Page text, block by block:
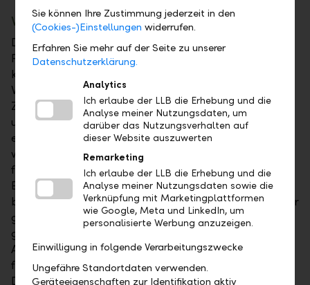
Vermögensstrukturierung
Das vorhandene Alterskapital sollte auch in der
Pension möglichst ertragreich veranlagt sein. Dafür
kann ein Anlagekonzept sorgen, in dem das
Vermögen strategisch ausgerichtet wird. Zu diesem
Zweck wird die Pensionsdauer in Etappen unterteilt
und das verfügbare Vermögen in ein Verbrauchs- und
ein Anlagekapital aufgeteilt. Für die erste Etappe
wird jenes Vermögen «auf Sicht» bereitgestellt, das
für eine angemessene Reserve und zur Deckung der
Einkommenslücke während der ersten fünf Jahre
benötigt wird. Diese Gelder werden schnell verfügbar
gehalten, sodass das Privatkonto immer einen
genügend hohen Saldo aufweist, um die laufenden
Ausgaben zu decken. Ein zweiter Vermögensteil wird
für die Vorsorge der nächsten fünf Jahre reserviert.
Dieser soll die Einkommenslücke ausgleichen, die
Sie können Ihre Zustimmung jederzeit in den
(Cookies-)Einstellungen widerrufen.
Erfahren Sie mehr auf der Seite zu unserer
Datenschutzerklärung.
Analytics
Ich erlaube der LLB die Erhebung und die
Analyse meiner Nutzungsdaten, um
darüber das Nutzungsverhalten auf
dieser Website auszuwerten
Remarketing
Ich erlaube der LLB die Erhebung und die
Analyse meiner Nutzungsdaten sowie die
Verknüpfung mit Marketingplattformen
wie Google, Meta und LinkedIn, um
personalisierte Werbung anzuzeigen.
Einwilligung in folgende Verarbeitungszwecke
Ungefähre Standortdaten verwenden.
Geräteeigenschaften zur Identifikation aktiv